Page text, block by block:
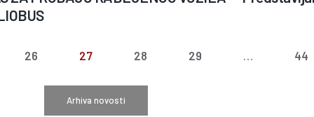
26 27 28 29 44
Arhiva novosti